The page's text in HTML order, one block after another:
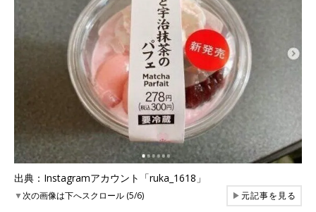
出典：Instagramアカウント「ruka_1618」
▼次の画像は下へスクロール (5/6) ▶元記事を見る